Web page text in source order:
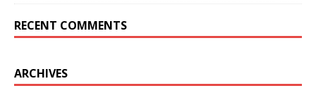
RECENT COMMENTS
ARCHIVES